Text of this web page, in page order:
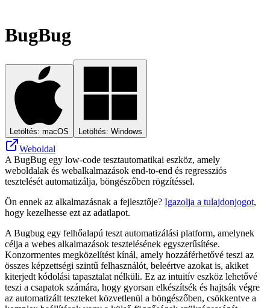
BugBug
Letöltés: macOS Letöltés: Windows
Weboldal
A BugBug egy low-code tesztautomatikai eszköz, amely
weboldalak és webalkalmazások end-to-end és regressziós
tesztelését automatizálja, böngészőben rögzítéssel.
Ön ennek az alkalmazásnak a fejlesztője? Igazolja a tulajdonjogot,
hogy kezelhesse ezt az adatlapot.
A Bugbug egy felhőalapú teszt automatizálási platform, amelynek
célja a webes alkalmazások tesztelésének egyszerűsítése.
Konzormentes megközelítést kínál, amely hozzáférhetővé teszi az
összes képzettségi szintű felhasználót, beleértve azokat is, akiket
kiterjedt kódolási tapasztalat nélküli. Ez az intuitív eszköz lehetővé
teszi a csapatok számára, hogy gyorsan elkészítsék és hajtsák végre
az automatizált teszteket közvetlenül a böngészőben, csökkentve a